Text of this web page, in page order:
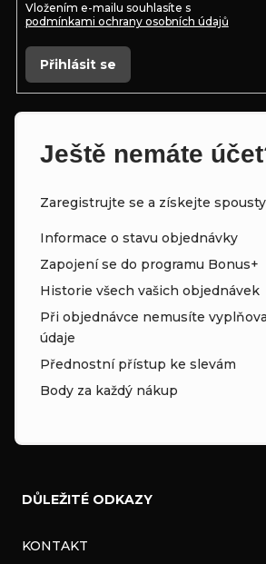
Vložením e-mailu souhlasíte s
podmínkami ochrany osobních údajů
Přihlásit se
Ještě nemáte
Zaregistrujte se a získejte
Informace o stavu objednávky
Zapojení se do programu Bonus+
Historie všech vašich objednávek
Při objednávce nemusíte
údaje
Přednostní přístup ke slevám
Body za každý nákup
DŮLEŽITÉ ODKAZY
KONTAKT